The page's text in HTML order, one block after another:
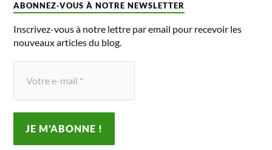
ABONNEZ-VOUS À NOTRE NEWSLETTER
Inscrivez-vous à notre lettre par email pour recevoir les
nouveaux articles du blog.